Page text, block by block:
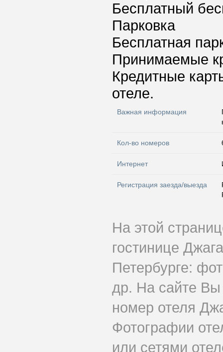
Бесплатный
Парковка
Бесплатная
Принимаемые
Кредитные
отеле.
Важная информация
Кол-во номеров
Интернет
Регистрация заезда/выезда
На этой
гостинице
Петербурге:
др. На сайте Вы
номер отеля
Фотографии
или сетями